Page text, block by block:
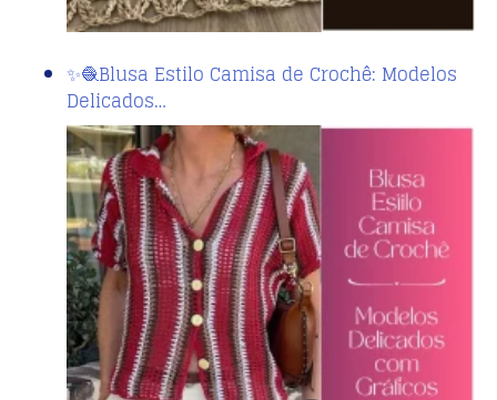
✨🧶Blusa Estilo Camisa de Crochê: Modelos
Delicados…